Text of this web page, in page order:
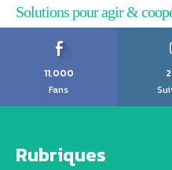
Solutions pour agir &
11,000
Fans
Rubriques